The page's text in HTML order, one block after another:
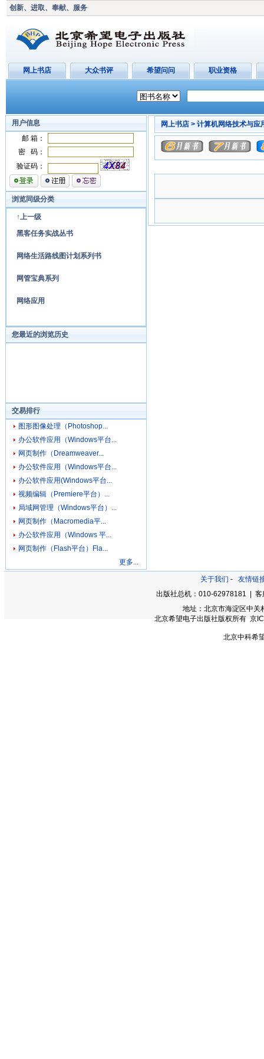
创新、进取、奉献、服务
网上书店 大众书评 希望问问 职业资格
用户信息
邮 箱：
密 码：
验证码：
浏览同级分类
↑上一级
黑客任务实战丛书
网络生活路线图计划系列书
网管宝典系列
网络应用
您最近的浏览历史
交易排行
图形图像处理（Photoshop...
办公软件应用（Windows平台...
网页制作（Dreamweaver...
办公软件应用（Windows平台...
办公软件应用(Windows平台...
视频编辑（Premiere平台）...
局域网管理（Windows平台）...
网页制作（Macromedia平...
办公软件应用（Windows 平...
网页制作（Flash平台）Fla...
更多...
网上书店 > 计算机网络技术与应
关于我们 - 友情链
出版社总机：010-62978181 |
地址：北京市海淀区中关
北京希望电子出版社版权所有 京
北京中科希